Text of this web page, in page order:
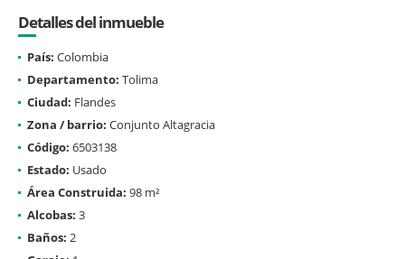
Detalles del inmueble
País: Colombia
Departamento: Tolima
Ciudad: Flandes
Zona / barrio: Conjunto Altagracia
Código: 6503138
Estado: Usado
Área Construida: 98 m²
Alcobas: 3
Baños: 2